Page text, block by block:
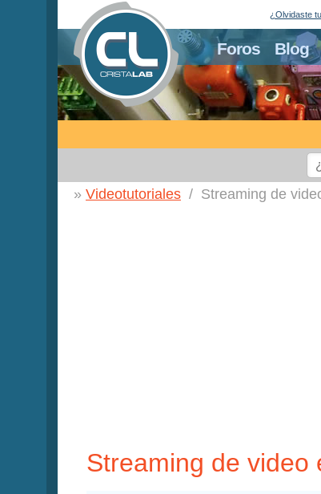
Foros Blog
¿Olvidaste
Videotutoriales Streaming de
Streaming de video